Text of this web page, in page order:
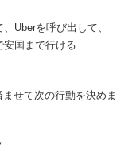
Uberを呼び出して、
安国まで行ける
せて次の行動を決めま